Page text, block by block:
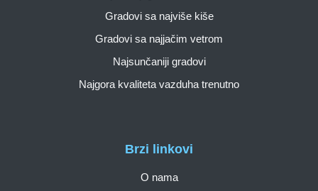
Brzi linkovi
O nama
Gradovi sa najviše kiše
Gradovi sa najjačim vetrom
Najsunčaniji gradovi
Najgora kvaliteta vazduha trenutno